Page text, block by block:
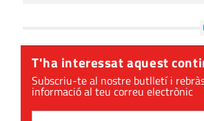
T'ha interessat aquest
Subscriu-te al nostre butlletí i
informació al teu correu electrònic